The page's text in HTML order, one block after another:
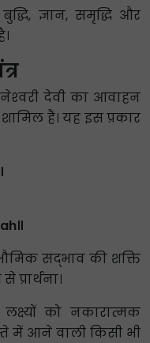
ज्ञान, समृद्धि और
देवी का आवाहन
हैं। यह इस प्रकार
सद्भाव की शक्ति
को नकारात्मक
में आने वाली किसी भी